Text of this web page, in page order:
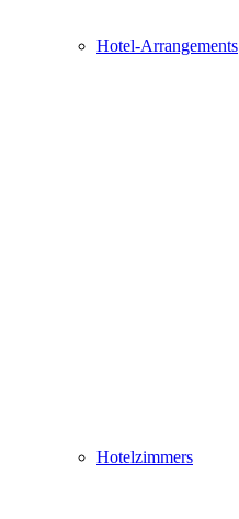
Hotel-Arrangements
Hotelzimmers